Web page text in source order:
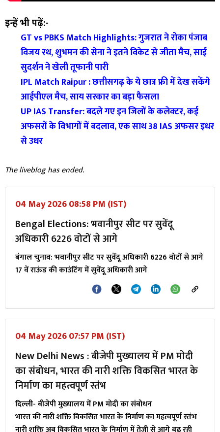
इन्हें भी पढ़ें:-
GT vs PBKS Match Highlights: गुजरात ने रोका पंजाब
विजय रथ, शुभमन की सेना ने इतने विकेट से जीता मैच, साई
सुदर्शन ने खेली तूफानी पारी
IPL Match Raipur : छत्तीसगढ़ के ये छात्र फ्री में देख सकेंगे
आईपीएल मैच, साय सरकार का बड़ा फैसला
UP IAS Transfer: बदले गए इन जिलों के कलेक्टर, कई
अफसरों के विभागों में बदलाव, एक साथ 38 IAS अफसर इधर
से उधर
The liveblog has ended.
04 May 2026 08:58 PM (IST)
Bengal Elections: भवानीपुर सीट पर सुवेंदू
अधिकारी 6226 वोटों से आगे
बंगाल चुनाव: भवानीपुर सीट पर सुवेंदू अधिकारी 6226 वोटों से आगे
17 वें राऊंड की काउंटिंग में सुवेंदू अधिकारी आगे
04 May 2026 07:57 PM (IST)
New Delhi News : बीजेपी मुख्यालय में PM मोदी
का संबोधन, भारत की नारी शक्ति विकसित भारत के
निर्माण का महत्वपूर्ण स्तंभ
दिल्ली- बीजेपी मुख्यालय में PM मोदी का संबोधन
भारत की नारी शक्ति विकसित भारत के निर्माण का महत्वपूर्ण स्तंभ